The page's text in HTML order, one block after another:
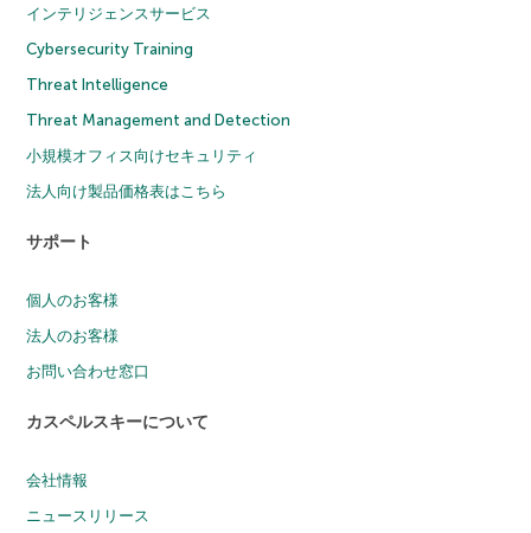
インテリジェンスサービス
Cybersecurity Training
Threat Intelligence
Threat Management and Detection
小規模オフィス向けセキュリティ
法人向け製品価格表はこちら
サポート
個人のお客様
法人のお客様
お問い合わせ窓口
カスペルスキーについて
会社情報
ニュースリリース